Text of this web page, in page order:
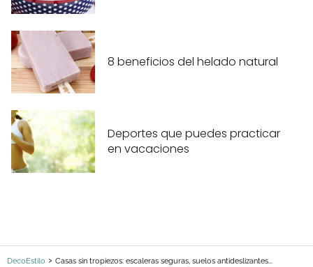
8 beneficios del helado natural
Deportes que puedes practicar
en vacaciones
DecoEstilo Casas sin tropiezos: escaleras seguras, suelos antideslizantes...